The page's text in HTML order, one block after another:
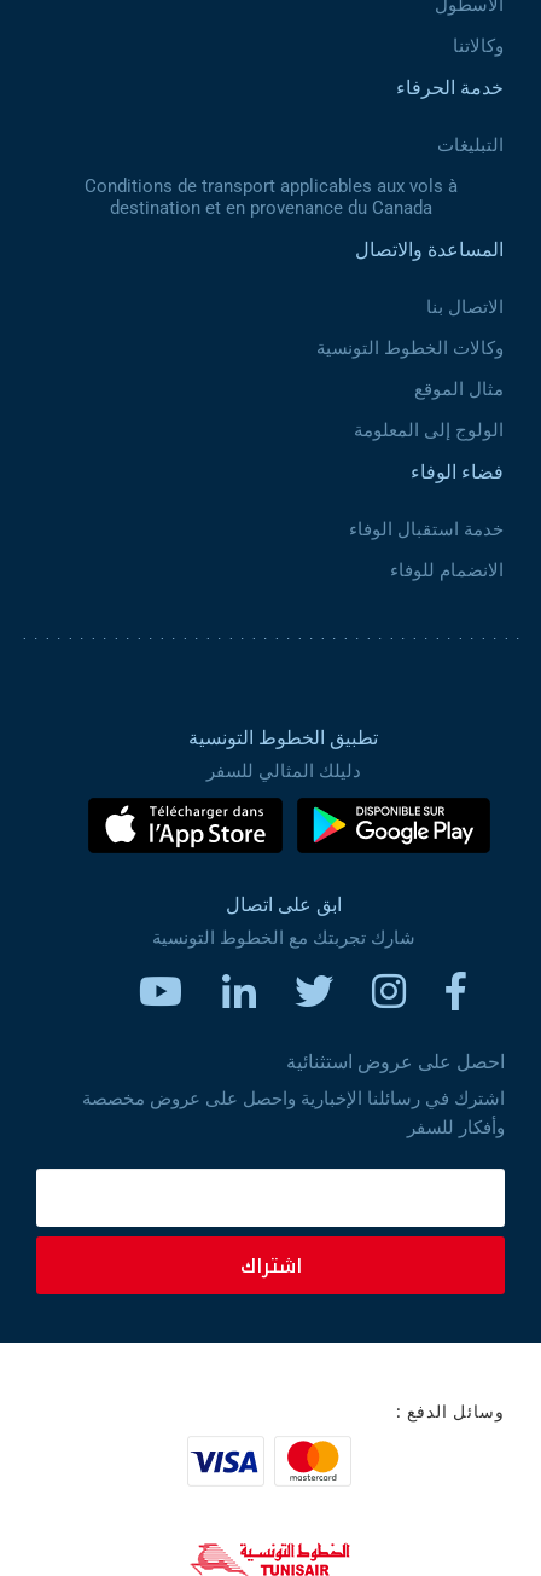
الأسطول
وكالاتنا
خدمة الحرفاء
التبليغات
Conditions de transport applicables aux vols à
destination et en provenance du Canada
المساعدة والاتصال
الاتصال بنا
وكالات الخطوط التونسية
مثال الموقع
الولوج إلى المعلومة
فضاء الوفاء
خدمة استقبال الوفاء
الانضمام للوفاء
تطبيق الخطوط التونسية
دليلك المثالي للسفر
ابق على اتصال
شارك تجربتك مع الخطوط التونسية
احصل على عروض استثنائية
اشترك في رسائلنا الإخبارية واحصل على عروض مخصصة
وأفكار للسفر
اشتراك
وسائل الدفع :